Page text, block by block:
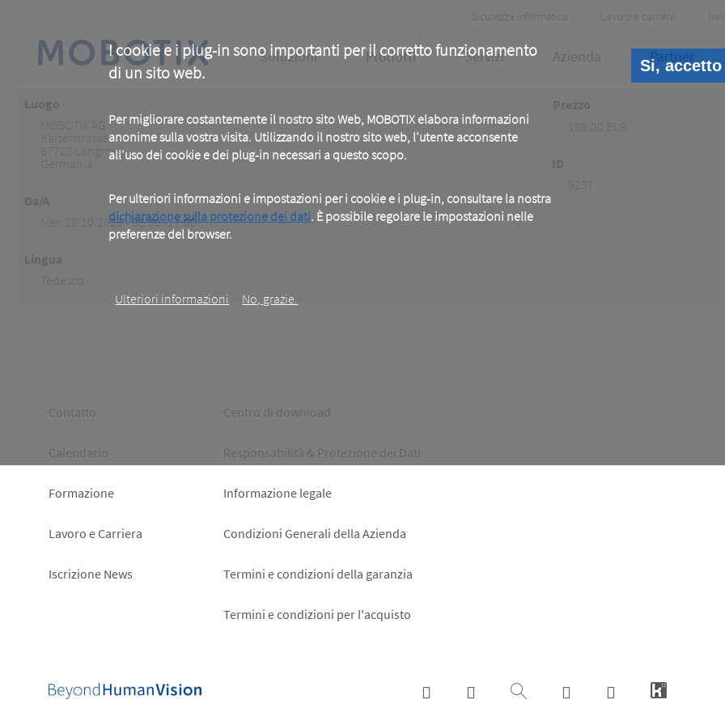
I cookie e i plug-in sono importanti per il corretto funzionamento
di un sito web.
Per migliorare costantemente il nostro sito Web, MOBOTIX elabora informazioni
anonime sulla vostra visita. Utilizzando il nostro sito web, l'utente acconsente
all'uso dei cookie e dei plug-in necessari a questo scopo.
Per ulteriori informazioni e impostazioni per i cookie e i plug-in, consultare la nostra
dichiarazione sulla protezione dei dati. È possibile regolare le impostazioni nelle
preferenze del browser.
Ulteriori informazioni No, grazie.
Si, accetto
content
Header
Meta
Sicurezza informatica Lavoro e carriera
Main
Soluzioni Prodotti Servizi Azienda Partner
Langmeil
Mer, 28.10.2026 - 08:30 -17:00
Footer
left
Contatto
Calendario
Formazione
Lavoro e Carriera
Iscrizione News
Footer
right
Centro di download
Responsabilità & Protezione dei Dati
Informazione legale
Condizioni Generali della Azienda
Termini e condizioni della garanzia
Termini e condizioni per l'acquisto